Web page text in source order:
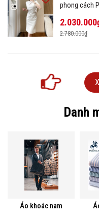
phong cách
2.780.000₫
Danh
Áo khoác nam